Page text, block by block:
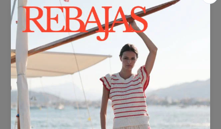
SPEDIZIONE GRATUITA*
Per acquisti superiori a 30 €.
CONSEGNA IN 24/48 ore
Sappiamo che non vedi l'ora di sfoggiare il tuo nuovo look, quindi te lo
abbiamo preparato in un batter d'occhio.